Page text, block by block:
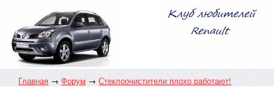
Главная → Форум→ Стеклоочистители плохо работают!